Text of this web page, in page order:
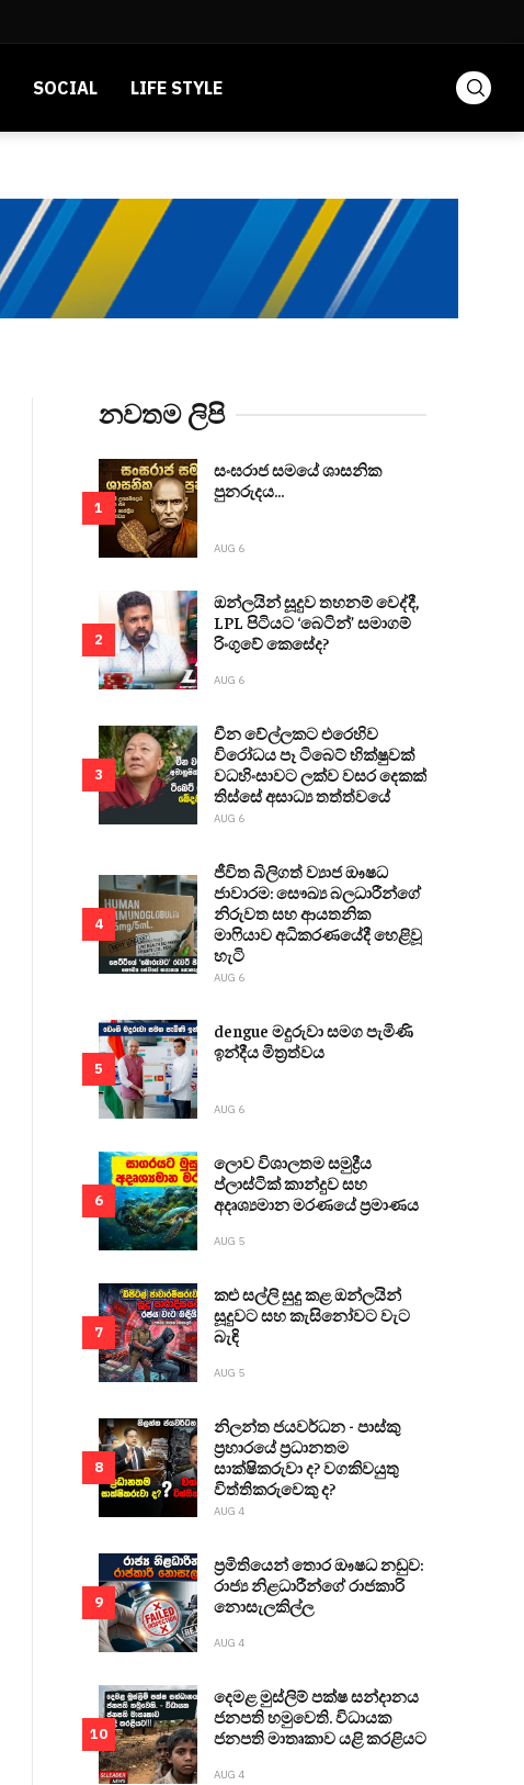
SOCIAL LIFE STYLE
නවතම ලිපි
1
සංඝරාජ සමයේ ශාසනික
පුනරුදය...
AUG 6
2
ඔන්ලයින් සූදුව තහනම් වෙද්දී,
LPL පිටියට ‘බෙටින්’ සමාගම්
රිංගුවේ කෙසේද?
AUG 6
3
චීන වේල්ලකට එරෙහිව
විරෝධය පෑ ටිබෙට් භික්ෂුවක්
වධහිංසාවට ලක්ව වසර දෙකක්
තිස්සේ අසාධ්‍ය තත්ත්වයේ
AUG 6
4
ජීවිත බිලිගත් ව්‍යාජ ඖෂධ
ජාවාරම: සෞඛ්‍ය බලධාරීන්ගේ
නිරුවත සහ ආයතනික
මාෆියාව අධිකරණයේදී හෙළිවූ
හැටි
AUG 6
5
dengue මදුරුවා සමග පැමිණි
ඉන්දීය මිත්‍රත්වය
AUG 6
6
ලොව විශාලතම සමුද්‍රීය
ප්ලාස්ටික් කාන්දුව සහ
අදෘශ්‍යමාන මරණයේ ප්‍රමාණය
AUG 5
7
කළු සල්ලි සුදු කළ ඔන්ලයින්
සූදුවට සහ කැසිනෝවට වැට
බැඳි
AUG 5
8
නිලන්ත ජයවර්ධන - පාස්කු
ප්‍රහාරයේ ප්‍රධානතම
සාක්ෂිකරුවා ද? වගකිවයුතු
විත්තිකරුවෙකු ද?
AUG 4
9
ප්‍රමිතියෙන් තොර ඖෂධ නඩුව:
රාජ්‍ය නිළධාරීන්ගේ රාජකාරි
නොසැලකිල්ල
AUG 4
10
දෙමළ මුස්ලිම් පක්ෂ සන්දානය
ජනපති හමුවෙති. විධායක
ජනපති මාතෘකාව යළි කරළියට
AUG 4